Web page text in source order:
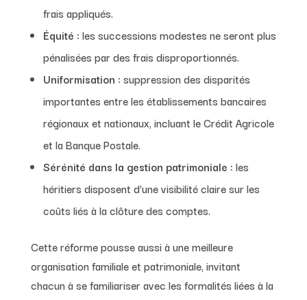
frais appliqués.
Équité : les successions modestes ne seront plus
pénalisées par des frais disproportionnés.
Uniformisation : suppression des disparités
importantes entre les établissements bancaires
régionaux et nationaux, incluant le Crédit Agricole
et la Banque Postale.
Sérénité dans la gestion patrimoniale : les
héritiers disposent d’une visibilité claire sur les
coûts liés à la clôture des comptes.
Cette réforme pousse aussi à une meilleure
organisation familiale et patrimoniale, invitant
chacun à se familiariser avec les formalités liées à la